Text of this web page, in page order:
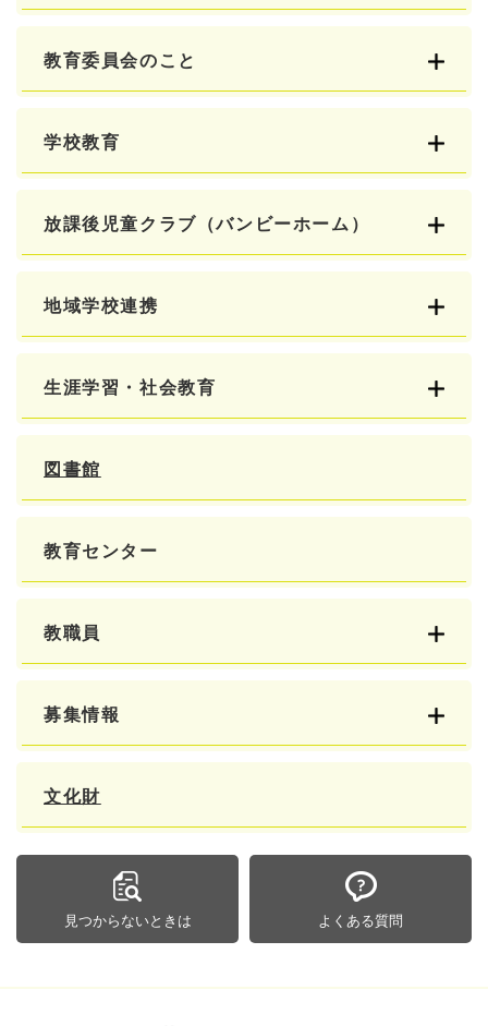
教育委員会のこと
学校教育
放課後児童クラブ（バンビーホーム）
地域学校連携
生涯学習・社会教育
図書館
教育センター
教職員
募集情報
文化財
見つからないときは よくある質問